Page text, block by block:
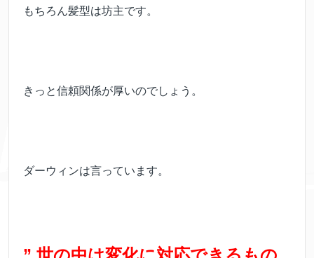
もちろん髪型は坊主です。
きっと信頼関係が厚いのでしょう。
ダーウィンは言っています。